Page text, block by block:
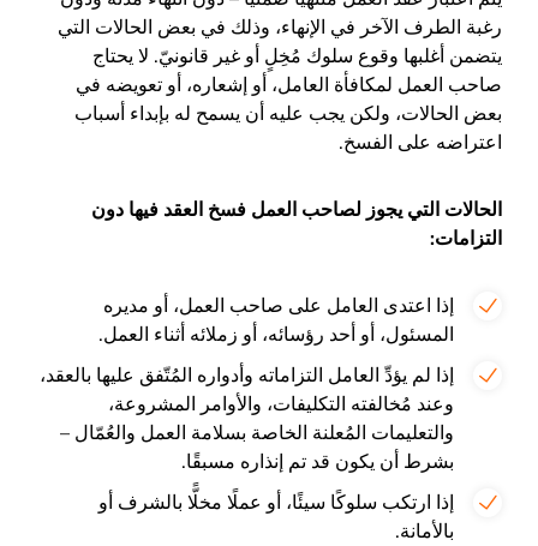
رغبة الطرف الآخر في الإنهاء، وذلك في بعض الحالات التي
يتضمن أغلبها وقوع سلوك مُخِلٍ أو غير قانونيّ. لا يحتاج
صاحب العمل لمكافأة العامل، أو إشعاره، أو تعويضه في
بعض الحالات، ولكن يجب عليه أن يسمح له بإبداء أسباب
اعتراضه على الفسخ.
الحالات التي يجوز لصاحب العمل فسخ العقد فيها دون
التزامات:
إذا اعتدى العامل على صاحب العمل، أو مديره
المسئول، أو أحد رؤسائه، أو زملائه أثناء العمل.
إذا لم يؤدِّ العامل التزاماته وأدواره المُتّفق عليها بالعقد،
وعند مُخالفته التكليفات، والأوامر المشروعة،
والتعليمات المُعلنة الخاصة بسلامة العمل والعُمّال –
بشرط أن يكون قد تم إنذاره مسبقًا.
إذا ارتكب سلوكًا سيئًا، أو عملًا مخلًّا بالشرف أو
بالأمانة.